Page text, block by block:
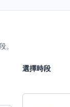
。
選擇時段